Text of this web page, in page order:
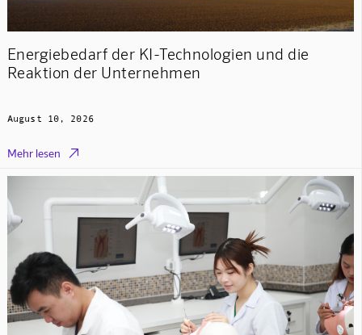
Energiebedarf der KI-Technologien und die
Reaktion der Unternehmen
August 10, 2026
Mehr lesen 